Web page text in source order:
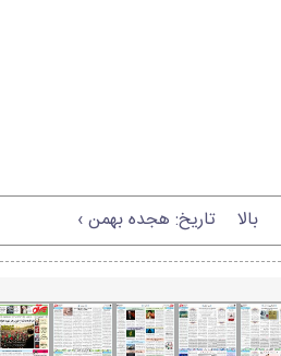
بالا تاریخ: هجده بهمن ›